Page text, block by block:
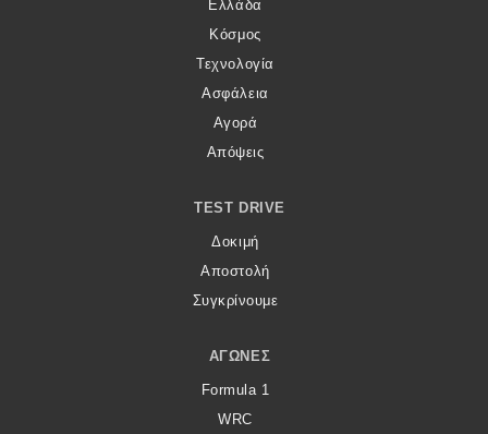
Ελλάδα
Κόσμος
Τεχνολογία
Ασφάλεια
Αγορά
Απόψεις
TEST DRIVE
Δοκιμή
Αποστολή
Συγκρίνουμε
ΑΓΏΝΕΣ
Formula 1
WRC